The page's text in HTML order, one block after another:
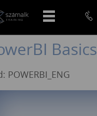
VISSZA
Basics
POWERBI_ENG